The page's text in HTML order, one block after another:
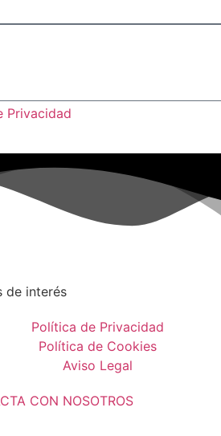
Privacidad
de interés
Política de Privacidad
Política de Cookies
Aviso Legal
CON NOSOTROS